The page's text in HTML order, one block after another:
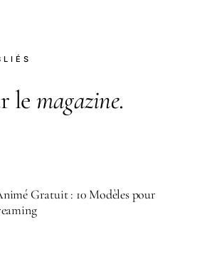
le magazine.
Gratuit : 10 Modèles pour